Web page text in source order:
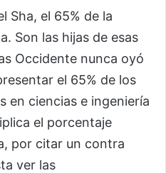
Sha, el 65% de la
Son las hijas de esas
Occidente nunca oyó
el 65% de los
en ciencias e ingeniería
el porcentaje
por citar un contra
ver las